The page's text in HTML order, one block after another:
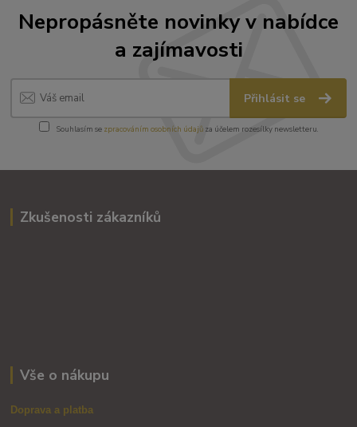
Nepropásněte novinky v nabídce
a zajímavosti
Přihlásit se
Souhlasím se zpracováním osobních údajůza účelem rozesílky newsletteru.
Zkušenosti zákazníků
Vše o nákupu
Doprava a platba